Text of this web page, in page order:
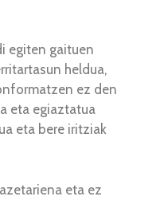
egiten gaituen
heldua,
ez den
eta egiaztatua
eta bere iritziak
eta ez